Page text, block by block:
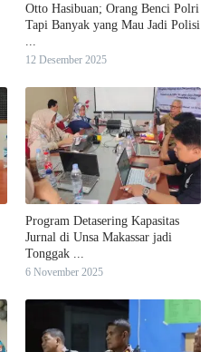
Otto Hasibuan; Orang Benci Polri
Tapi Banyak yang Mau Jadi Polisi
12 Desember 2025
Program Detasering Kapasitas
Jurnal di Unsa Makassar jadi
Tonggak ...
6 November 2025